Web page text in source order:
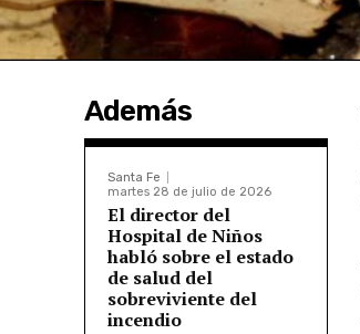
Además
Santa Fe
martes 28 de julio de 2026
El director del
Hospital de Niños
habló sobre el estado
de salud del
sobreviviente del
incendio